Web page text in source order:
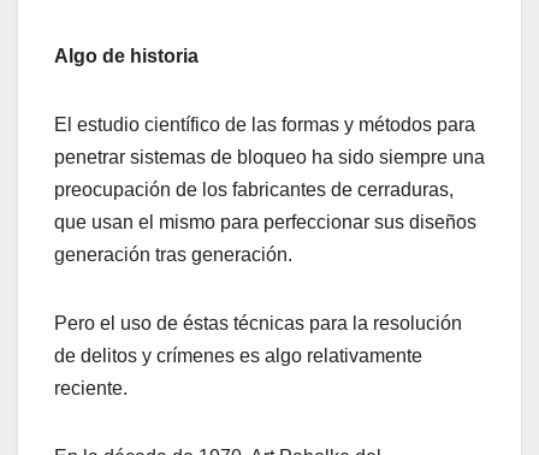
Algo de historia
El estudio científico de las formas y métodos para
penetrar sistemas de bloqueo ha sido siempre una
preocupación de los fabricantes de cerraduras,
que usan el mismo para perfeccionar sus diseños
generación tras generación.
Pero el uso de éstas técnicas para la resolución
de delitos y crímenes es algo relativamente
reciente.